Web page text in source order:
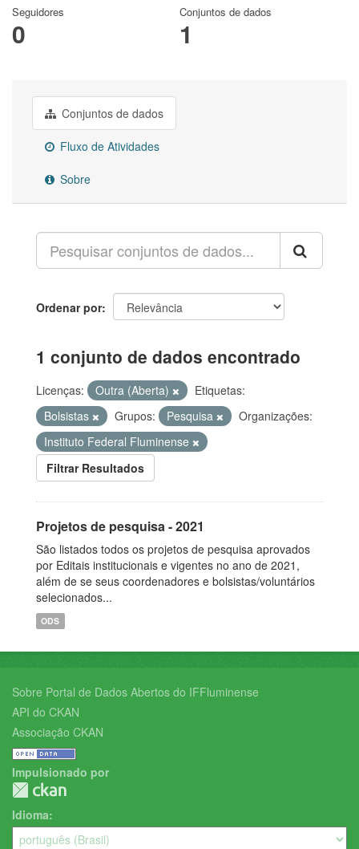
Seguidores
0
Conjuntos de dados
1
Conjuntos de dados
Fluxo de Atividades
Sobre
Ordenar por
1 conjunto de dados encontrado
Licenças: Outra (Aberta)
Etiquetas:
Bolsistas
Grupos: Pesquisa
Organizações:
Instituto Federal Fluminense
Filtrar Resultados
Projetos de pesquisa - 2021
São listados todos os projetos de pesquisa aprovados
por Editais institucionais e vigentes no ano de 2021,
além de se seus coordenadores e bolsistas/voluntários
selecionados...
ODS
Sobre Portal de Dados Abertos do IFFluminense
API do CKAN
Associação CKAN
Impulsionado por
Idioma